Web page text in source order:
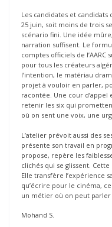
Les candidates et
25 juin, soit moins de trois
scénario fini. Une idée
narration suffisent. Le
comptes officiels de l’AARC
pour tous les créateurs
l’intention, le matériau
projet à vouloir en parler,
racontée. Une cour
retenir les six qui
où on sent une voix, une
L’atelier prévoit aussi des
présente son travail en
propose, repère les
clichés qui se glissent.
Elle transfère l’expérience
qu’écrire pour le cinéma,
un métier où on peut parler
Mohand S.